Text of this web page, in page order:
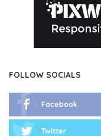
FOLLOW SOCIALS
Facebook
Twitter